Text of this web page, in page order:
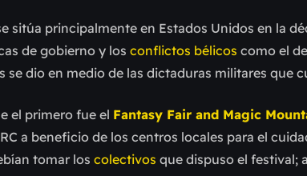
sitúa principalmente en Estados Unidos en la
de gobierno y los conflictos bélicos como el
se dio en medio de las dictaduras militares que
el primero fue el Fantasy Fair and Magic
a beneficio de los centros locales para el
tomar los colectivos que dispuso el festival;